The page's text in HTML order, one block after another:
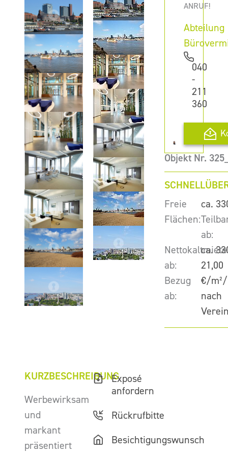
ANRUF!
Abteilung
040
-
211
360
Objekt Nr.
Freie
Flächen:
ca.
ab:
ca.
Nettokaltmiete
ab:
21,00
€/
Bezug
ab:
nach
KURZBESCHREIBUNG
Werbewirksam
und
markant
präsentiert
Exposé
anfordern
Rückrufbitte
Besichtigungswunsch